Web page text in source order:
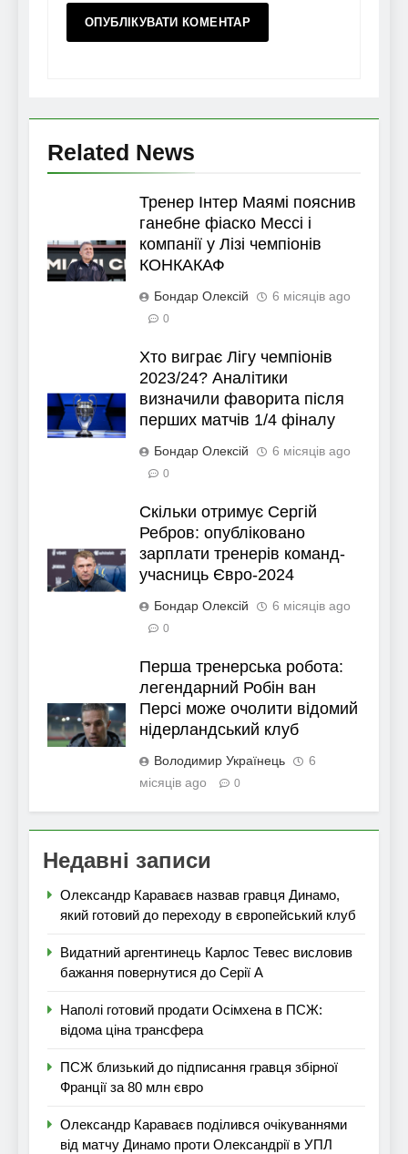
Related News
Тренер Інтер Маямі пояснив
ганебне фіаско Мессі і
компанії у Лізі чемпіонів
КОНКАКАФ
Бондар Олексій 6 місяців ago
0
Хто виграє Лігу чемпіонів
2023/24? Аналітики
визначили фаворита після
перших матчів 1/4 фіналу
Бондар Олексій 6 місяців ago
0
Скільки отримує Сергій
Ребров: опубліковано
зарплати тренерів команд-
учасниць Євро-2024
Бондар Олексій 6 місяців ago
0
Перша тренерська робота:
легендарний Робін ван
Персі може очолити відомий
нідерландський клуб
Володимир Українець
6
місяців ago
0
Недавні записи
Олександр Караваєв назвав гравця Динамо,
який готовий до переходу в європейський клуб
Видатний аргентинець Карлос Тевес висловив
бажання повернутися до Серії А
Наполі готовий продати Осімхена в ПСЖ:
відома ціна трансфера
ПСЖ близький до підписання гравця збірної
Франції за 80 млн євро
Олександр Караваєв поділився очікуваннями
від матчу Динамо проти Олександрії в УПЛ